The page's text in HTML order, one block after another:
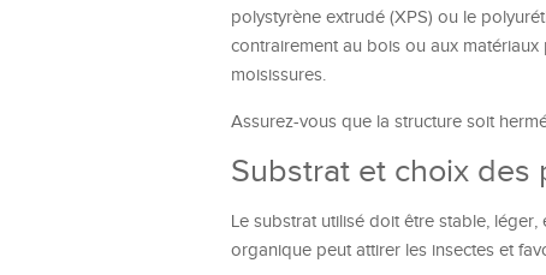
polystyrène extrudé (XPS) ou le
contrairement au bois ou aux
moisissures.
Assurez-vous que la structure soit
Substrat et choix des
Le substrat utilisé doit être stable,
organique peut attirer les insectes et